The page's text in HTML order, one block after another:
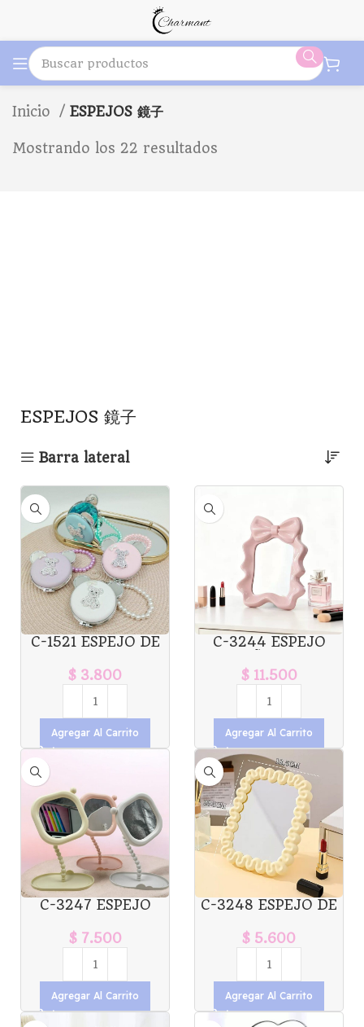
Inicio ESPEJOS 鏡子
Mostrando los 22 resultados
ESPEJOS 鏡子
Barra lateral
C-1521 ESPEJO DE
OREJAS OSITO X1U.
*12
$ 3.800
Agregar Al Carrito
C-3244 ESPEJO
APOYADOR X1U.
$11.500
Agregar Al Carrito
C-3247 ESPEJO
CUADRADO
BOLITAS X1U.
$7.500
Agregar Al Carrito
C-3248 ESPEJO DE
ONDAS X1U
$ 5.600
Agregar Al Carrito